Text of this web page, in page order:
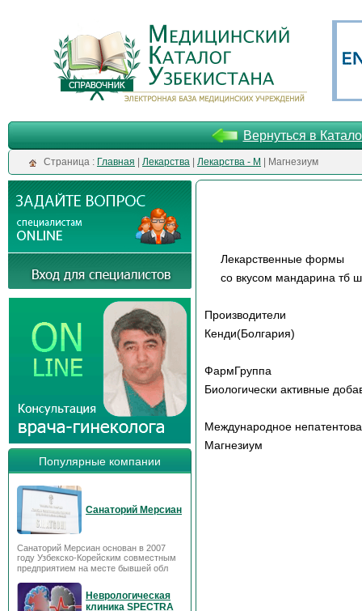
Вернуться в
Cтраница : Главная Лекарства Лекарства - М | Магнезиум
Популярные компании
Санаторий Мерсиан
Санаторий Мерсиан основан в 2007
году Узбекско-Корейским совместным
предприятием на месте бывшей обл
Неврологическая
клиника SPECTRA
Лекарственные формы
со вкусом мандарина тб
Производители
Кенди(Болгария)
ФармГруппа
Биологически активные
Международное
Магнезиум